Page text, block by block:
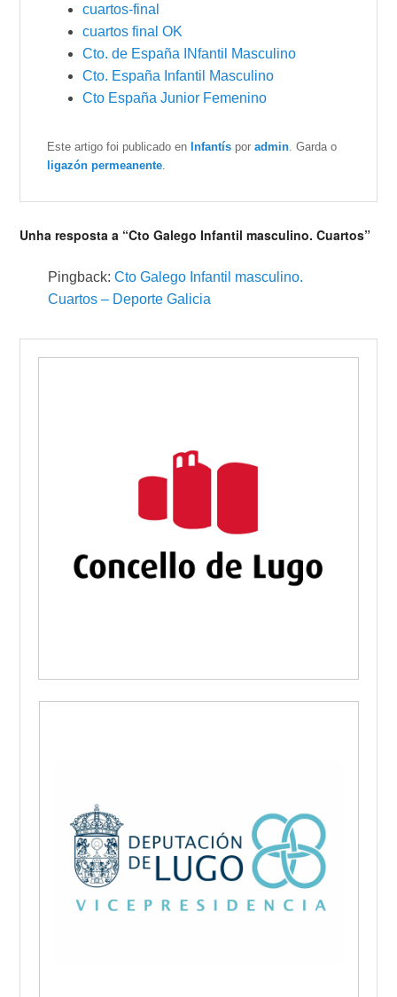
cuartos-final
cuartos final OK
Cto. de España INfantil Masculino
Cto. España Infantil Masculino
Cto España Junior Femenino
Este artigo foi publicado enInfantís poradmin . Garda o
ligazón permeanente
Unha resposta a “Cto Galego Infantil masculino. Cuartos”
Pingback:Cto Galego Infantil masculino.
Cuartos – Deporte Galicia